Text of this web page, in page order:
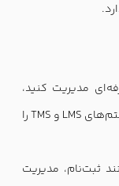
مدیریت کنید،
پلتفرم کلاس مجازی باید قابلیت اتصال به سیستم‌های LMS و TMS را
ثبت‌نام، مدیریت